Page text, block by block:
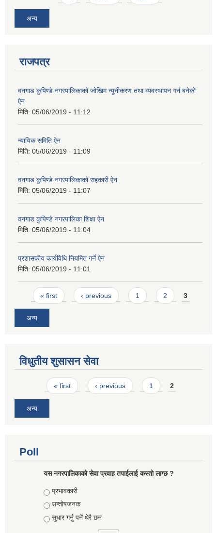
अन्य
राजपत्र
वनगाड कुपिण्डे नगरपालिकाको जोखिम न्यूनीकरण तथा व्यवस्थापन गर्न बनेको
ऐन
मिति: 05/06/2019 - 11:12
न्यायिक समिति ऐन
मिति: 05/06/2019 - 11:09
वनगाड कुपिण्डे नगरपालिकाको सहकारी ऐन
मिति: 05/06/2019 - 11:07
वनगाड कुपिण्डे नगरपालिका शिक्षा ऐन
मिति: 05/06/2019 - 11:04
प्रशासकीय कार्यविधि नियमित गर्ने ऐन
मिति: 05/06/2019 - 11:01
Pages
« first ‹ previous 1 2 3
अन्य
विधुतीय शुसासन सेवा
Pages« first ‹ previous 1 2
अन्य
Poll
यस नगरपालिकाको सेवा प्रवाह तपाईलाई कस्तो लाग्छ ?
Choices
प्रभावकारी
सन्तोषजनक
सुधार गर्नु पर्ने धेरै छन